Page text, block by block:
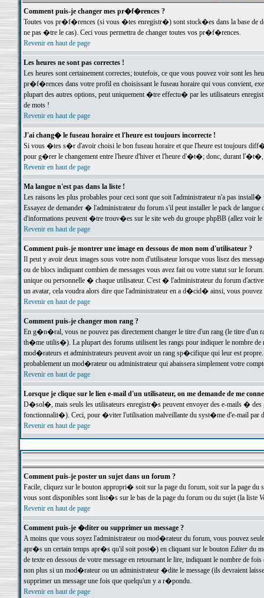
Comment puis-je changer mes pr�f�rences ?
Toutes vos pr�f�rences (si vous �tes enregistr�) sont stock�es dans la base de
ne pas �tre le cas). Ceci vous permettra de changer toutes vos pr�f�rences.
Revenir en haut de page
Les heures ne sont pas correctes !
Les heures sont certainement correctes; toutefois, ce que vous pouvez voir sont
pr�f�rences dans votre profil en choisissant le fuseau horaire qui vous convient,
plupart des autres options, peut uniquement �tre effectu� par les utilisateurs
de mots !
Revenir en haut de page
J'ai chang� le fuseau horaire et l'heure est toujours incorrecte !
Si vous �tes s�r d'avoir choisi le bon fuseau horaire et que l'heure est toujours
pour g�rer le changement entre l'heure d'hiver et l'heure d'�t�; donc, durant
Revenir en haut de page
Ma langue n'est pas dans la liste !
Les raisons les plus probables pour ceci sont que soit l'administrateur n'a pas
Essayez de demander � l'administrateur du forum s'il peut installer le pack de
d'informations peuvent �tre trouv�es sur le site web du groupe phpBB (allez voir le
Revenir en haut de page
Comment puis-je montrer une image en dessous de mon nom d'utilisateur ?
Il peut y avoir deux images sous votre nom d'utilisateur lorsque vous lisez des
ou de blocs indiquant combien de messages vous avez fait ou votre statut sur le
unique ou personnelle � chaque utilisateur. C'est � l'administrateur du forum
un avatar, cela voudra alors dire que l'administrateur en a d�cid� ainsi, vous
Revenir en haut de page
Comment puis-je changer mon rang ?
En g�n�ral, vous ne pouvez pas directement changer le titre d'un rang (le titre d'un
th�me utilis�). La plupart des forums utilisent les rangs pour indiquer le nombre de
mod�rateurs et administrateurs peuvent avoir un rang sp�cifique qui leur est
probablement un mod�rateur ou administrateur qui abaissera simplement votre
Revenir en haut de page
Lorsque je clique sur le lien e-mail d'un utilisateur, on me demande de me
D�sol�, mais seuls les utilisateurs enregistr�s peuvent envoyer des e-mails �
fonctionnalit�). Ceci, pour �viter l'utilisation malveillante du syst�me d'e-mail par
Revenir en haut de page
Comment puis-je poster un sujet dans un forum ?
Facile, cliquez sur le bouton appropri� soit sur la page du forum, soit sur la page du
vous sont disponibles sont list�s sur le bas de la page du forum ou du sujet (la liste
Revenir en haut de page
Comment puis-je �diter ou supprimer un message ?
A moins que vous soyez l'administrateur ou mod�rateur du forum, vous pouvez
apr�s un certain temps apr�s qu'il soit post�) en cliquant sur le bouton Editerdu
de texte en dessous de votre message en retournant le lire, indiquant le nombre
non plus si un mod�rateur ou un administrateur �dite le message (ils devraient
supprimer un message une fois que quelqu'un y a r�pondu.
Revenir en haut de page